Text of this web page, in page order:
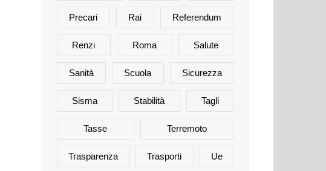
Precari Rai Referendum
Renzi Roma Salute
Sanità Scuola Sicurezza
Sisma Stabilità Tagli
Tasse Terremoto
Trasparenza Trasporti Ue